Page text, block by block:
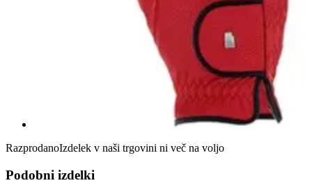
RazprodanoIzdelek v naši trgovini ni več na voljo
Podobni izdelki